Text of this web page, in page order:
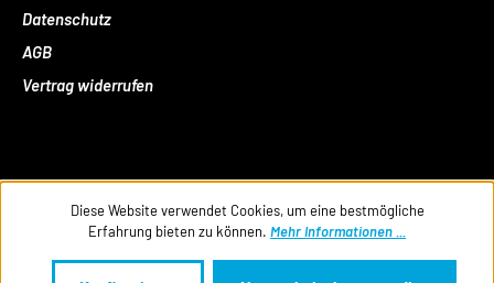
Datenschutz
AGB
Vertrag widerrufen
Diese Website verwendet Cookies, um eine bestmögliche
Erfahrung bieten zu können. Mehr Informationen ...